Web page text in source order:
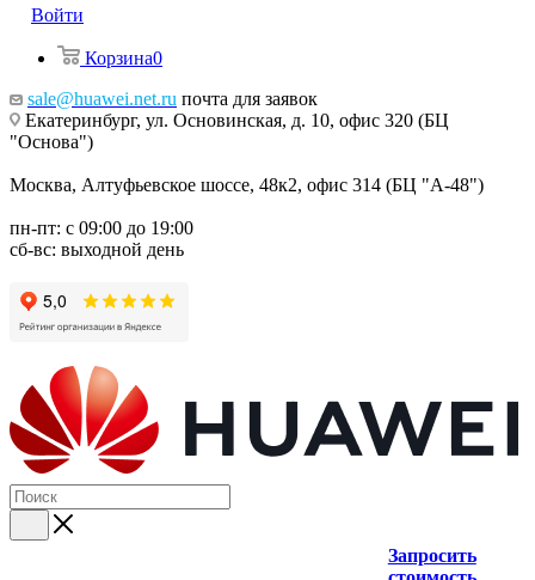
Войти
Корзина0
sale@huawei.net.ru почта для заявок
Екатеринбург, ул. Основинская, д. 10, офис 320 (БЦ
"Основа")
Москва, Алтуфьевское шоссе, 48к2, офис 314 (БЦ "А-48")
пн-пт: с 09:00 до 19:00
сб-вс: выходной день
Запросить